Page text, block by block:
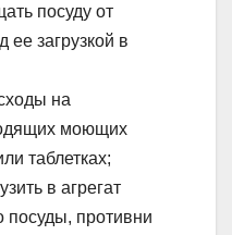
посуду от
ее загрузкой в
на
моющих
таблетках;
в агрегат
посуды, противни